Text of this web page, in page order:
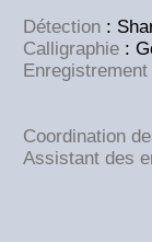
Détection :
Calligraphie :
Enregistrement
Eric
Coordination
Assistant des